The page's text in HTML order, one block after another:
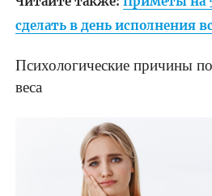
сделать в день исполнения
Психологические причины
веса